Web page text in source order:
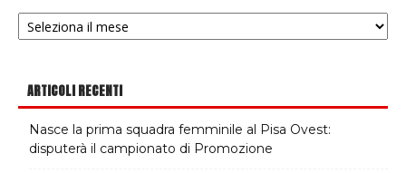
Archivi
notizie
ARTICOLI RECENTI
Nasce la prima squadra femminile al Pisa Ovest:
disputerà il campionato di Promozione